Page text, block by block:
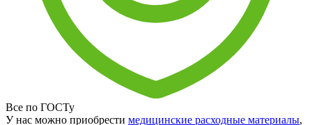
Все по ГОСТу
У нас можно приобрести медицинские расходные материалы,